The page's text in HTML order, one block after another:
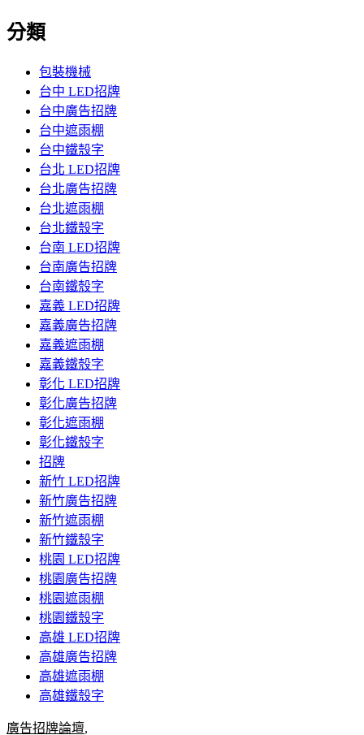
分類
包裝機械
台中 LED招牌
台中廣告招牌
台中遮雨棚
台中鐵殼字
台北 LED招牌
台北廣告招牌
台北遮雨棚
台北鐵殼字
台南 LED招牌
台南廣告招牌
台南鐵殼字
嘉義 LED招牌
嘉義廣告招牌
嘉義遮雨棚
嘉義鐵殼字
彰化 LED招牌
彰化廣告招牌
彰化遮雨棚
彰化鐵殼字
招牌
新竹 LED招牌
新竹廣告招牌
新竹遮雨棚
新竹鐵殼字
桃園 LED招牌
桃園廣告招牌
桃園遮雨棚
桃園鐵殼字
高雄 LED招牌
高雄廣告招牌
高雄遮雨棚
高雄鐵殼字
廣告招牌論壇,